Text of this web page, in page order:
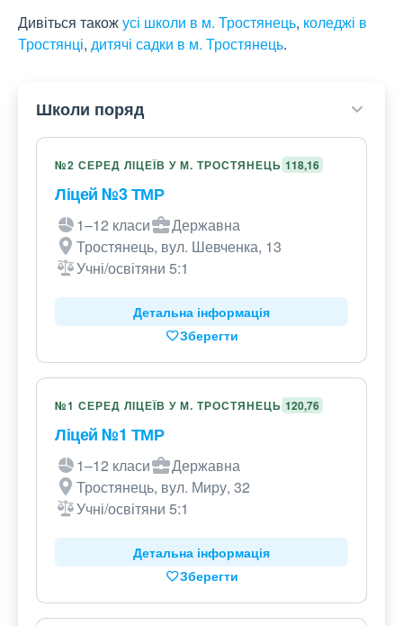
Дивіться такожусі школи в м. Тростянець, коледжі в
Тростянці, дитячі садки в м. Тростянець.
Школи поряд
№2 СЕРЕД ЛІЦЕЇВ У М. ТРОСТЯНЕЦЬ 118,16
Ліцей №3 ТМР
1–12 класи
Державна
Тростянець, вул. Шевченка, 13
Учні/освітяни 5:1
Детальна інформація
Зберегти
№1 СЕРЕД ЛІЦЕЇВ У М. ТРОСТЯНЕЦЬ 120,76
Ліцей №1 ТМР
1–12 класи
Державна
Тростянець, вул. Миру, 32
Учні/освітяни 5:1
Детальна інформація
Зберегти